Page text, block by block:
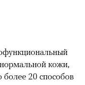
кожи,
более 20 способов